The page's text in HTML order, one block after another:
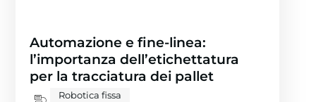
Automazione e fine-linea:
l’importanza dell’etichettatura
per la tracciatura dei pallet
Robotica fissa